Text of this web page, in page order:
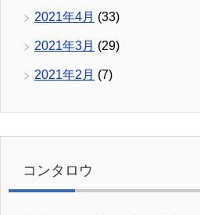
2021年4月 (33)
2021年3月 (29)
2021年2月 (7)
コンタロウ